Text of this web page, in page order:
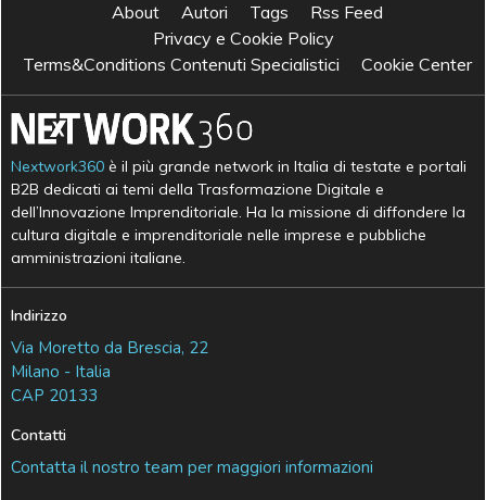
About Autori Tags
Rss Feed
Privacy e Cookie Policy
Terms&Conditions Contenuti Specialistici
Cookie Center
Nextwork360 è il più grande network in Italia di testate e portali
B2B dedicati ai temi della Trasformazione Digitale e
dell’Innovazione Imprenditoriale. Ha la missione di diffondere la
cultura digitale e imprenditoriale nelle imprese e pubbliche
amministrazioni italiane.
Indirizzo
Via Moretto da Brescia, 22
Milano - Italia
CAP 20133
Contatti
Contatta il nostro team per maggiori informazioni